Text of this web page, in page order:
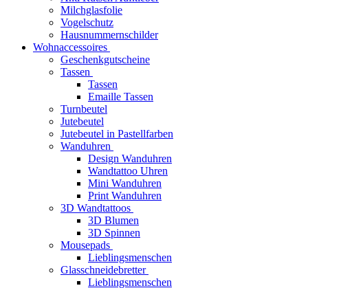
Milchglasfolie
Vogelschutz
Hausnummernschilder
Wohnaccessoires
Geschenkgutscheine
Tassen
Tassen
Emaille Tassen
Turnbeutel
Jutebeutel
Jutebeutel in Pastellfarben
Wanduhren
Design Wanduhren
Wandtattoo Uhren
Mini Wanduhren
Print Wanduhren
3D Wandtattoos
3D Blumen
3D Spinnen
Mousepads
Lieblingsmenschen
Glasschneidebretter
Lieblingsmenschen